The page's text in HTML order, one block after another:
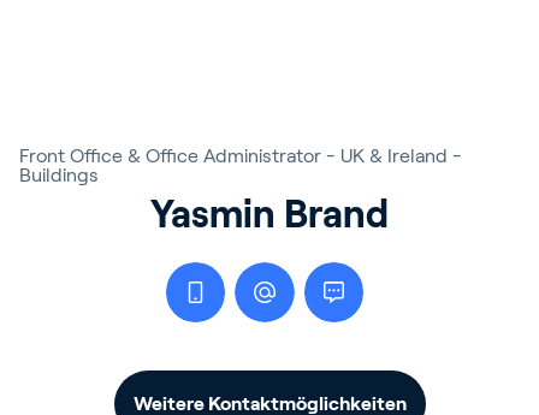
Front Office & Office Administrator - UK & Ireland -
Buildings
Yasmin Brand
Weitere Kontaktmöglichkeiten